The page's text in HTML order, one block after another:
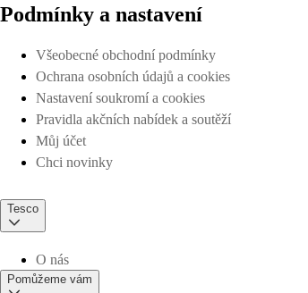
Podmínky a nastavení
Všeobecné obchodní podmínky
Ochrana osobních údajů a cookies
Nastavení soukromí a cookies
Pravidla akčních nabídek a soutěží
Můj účet
Chci novinky
Tesco
O nás
Pomůžeme vám